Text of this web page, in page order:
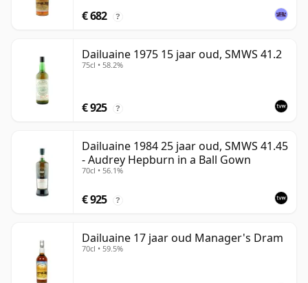
€ 682 ?
Dailuaine 1975 15 jaar oud, SMWS 41.2
75cl • 58.2%
€ 925 ?
Dailuaine 1984 25 jaar oud, SMWS 41.45
- Audrey Hepburn in a Ball Gown
70cl • 56.1%
€ 925 ?
Dailuaine 17 jaar oud Manager's Dram
70cl • 59.5%